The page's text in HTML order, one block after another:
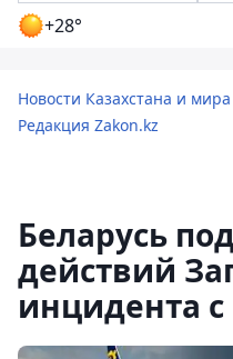
+28°
Новости Казахстана и
Редакция Zakon.kz
Беларусь
действий
инцидента с